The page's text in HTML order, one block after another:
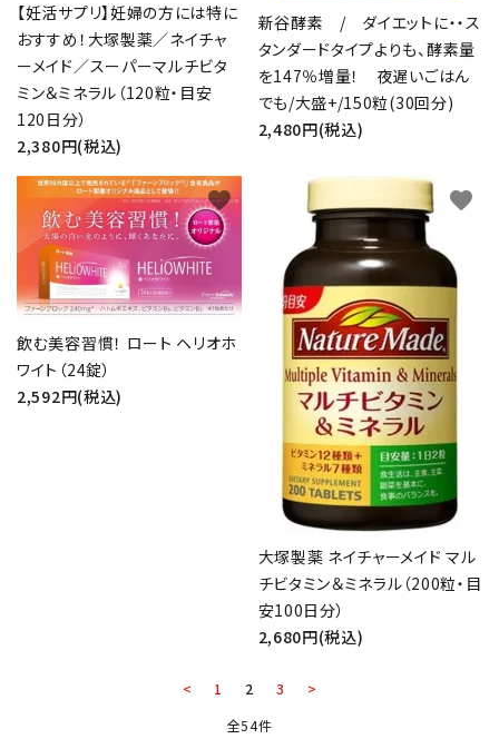
【妊活サプリ】妊婦の方には特に
おすすめ！大塚製薬／ネイチャ
ーメイド／スーパーマルチビタ
ミン＆ミネラル（120粒・目安
120日分）
2,380円(税込)
新谷酵素 / ダイエットに・・ス
タンダードタイプよりも、酵素量
を147％増量！ 夜遅いごはん
でも/大盛+/150粒(30回分)
2,480円(税込)
飲む美容習慣！ ロート ヘリオホ
ワイト（24錠）
2,592円(税込)
favorite
大塚製薬 ネイチャーメイド マル
チビタミン＆ミネラル（200粒・目
安100日分）
2,680円(税込)
favorite
< 1 2 3
>
全54件